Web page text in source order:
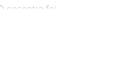
encontro foi
nos